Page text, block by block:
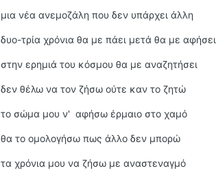
μια νέα ανεμοζάλη που δεν υπάρχει άλλη
δυο-τρία χρόνια θα με πάει μετά θα με αφήσει
στην ερημιά του κόσμου θα με αναζητήσει
δεν θέλω να τον ζήσω ούτε καν το ζητώ
το σώμα μου ν' αφήσω έρμαιο στο χαμό
θα το ομολογήσω πως άλλο δεν μπορώ
τα χρόνια μου να ζήσω με αναστεναγμό